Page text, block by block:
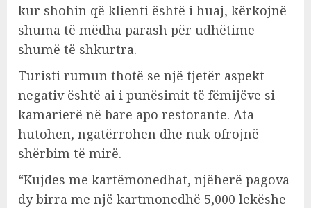
kur shohin që klienti është i huaj, kërkojnë
shuma të mëdha parash për udhëtime
shumë të shkurtra.
Turisti rumun thotë se një tjetër aspekt
negativ është ai i punësimit të fëmijëve si
kamarierë në bare apo restorante. Ata
hutohen, ngatërrohen dhe nuk ofrojnë
shërbim të mirë.
“Kujdes me kartëmonedhat, njëherë pagova
dy birra me një kartmonedhë 5,000 lekëshe